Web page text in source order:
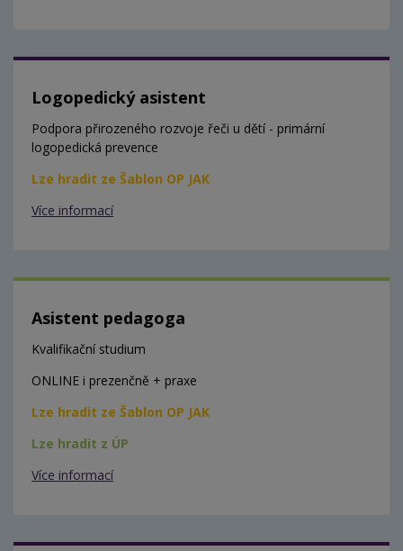
Logopedický asistent
Podpora přirozeného rozvoje řeči u dětí - primární
logopedická prevence
Lze hradit ze Šablon OP JAK
Více informací
Asistent pedagoga
Kvalifikační studium
ONLINE i prezenčně + praxe
Lze hradit ze Šablon OP JAK
Lze hradit z ÚP
Více informací